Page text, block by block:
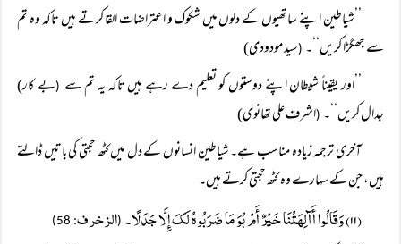
’’شیاطین اپنے ساتھیوں کے دلوں میں شکوک و اعتراضات القا کرتے ہیں تاکہ وہ تم
سے جھگڑا کریں‘‘۔ (سید مودودی)
’’اور یقیناً شیطان اپنے دوستوں کو تعلیم دے رہے ہیں تاکہ یہ تم سے (بے کار)
جدال کریں‘‘۔ (اشرف علی تھانوی)
آخری ترجمہ زیادہ مناسب ہے۔ شیاطین انسانوں کے دل میں کٹھ حجتی کی باتیں ڈالتے
ہیں، جن کے سہارے وہ کٹھ حجتی کرتے ہیں۔
(۱۱) وَقَالُوا أَآلِہَتُنَا خَیْرٌ أَمْ ہُوَ مَا ضَرَبُوہُ لَکَ إِلَّا جَدَلًا۔ (الزخرف: 58)